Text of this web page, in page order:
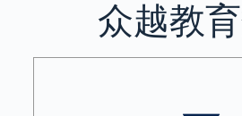
众越教